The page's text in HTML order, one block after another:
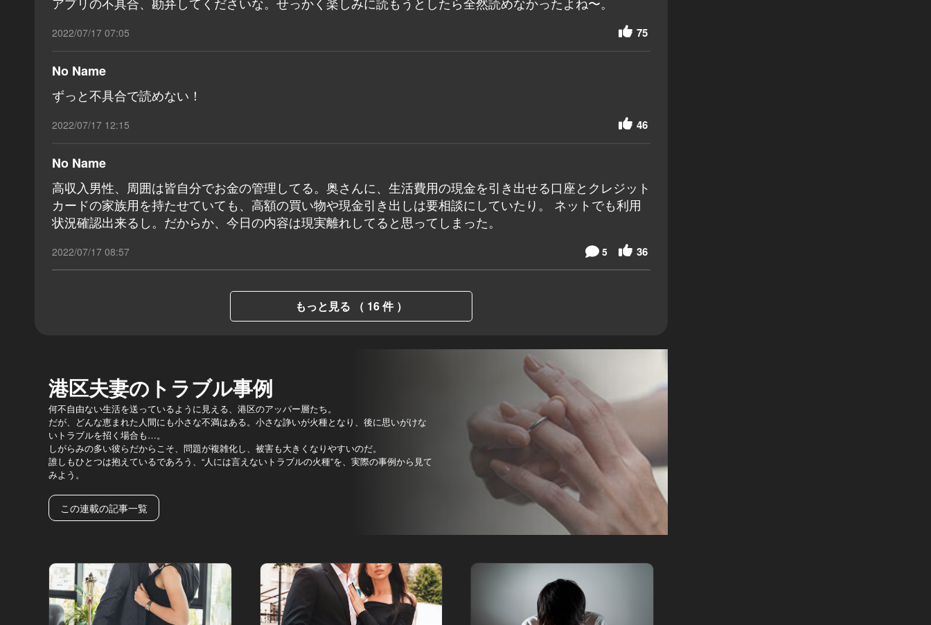
2022/07/17 07:05 75
No Name
ずっと不具合で読めない！
2022/07/17 12:15 46
No Name
高収入男性、周囲は皆自分でお金の管理してる。奥さんに、生活費用の現金を引き出せる口座とクレジット
カードの家族用を持たせていても、高額の買い物や現金引き出しは要相談にしていたり。 ネットでも利用
状況確認出来るし。だからか、今日の内容は現実離れしてると思ってしまった。
2022/07/17 08:57 36
5
もっと見る （ 16 件 ）
港区夫妻のトラブル事例
何不自由ない生活を送っているように見える、港区のアッパー層たち。
だが、どんな恵まれた人間にも小さな不満はある。小さな諍いが火種となり、後に思いがけな
いトラブルを招く場合も…。
しがらみの多い彼らだからこそ、問題が複雑化し、被害も大きくなりやすいのだ。
誰しもひとつは抱えているであろう、“人には言えないトラブルの火種”を、実際の事例から見て
みよう。
この連載の記事一覧